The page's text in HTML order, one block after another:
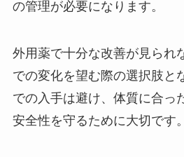
の管理が必要になります。
外用薬で十分な改善が見られ
での変化を望む際の選択肢と
での入手は避け、体質に合っ
安全性を守るために大切です。